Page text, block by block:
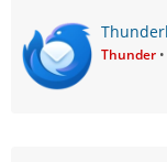
Thunder